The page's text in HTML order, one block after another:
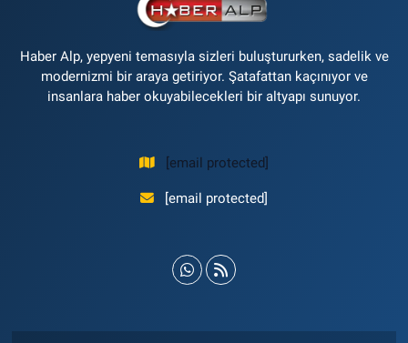
Haber Alp, yepyeni temasıyla sizleri buluştururken, sadelik ve
modernizmi bir araya getiriyor. Şatafattan kaçınıyor ve
insanlara haber okuyabilecekleri bir altyapı sunuyor.
[email protected]
[email protected]